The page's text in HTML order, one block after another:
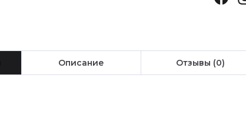
Описание Отзывы (0)